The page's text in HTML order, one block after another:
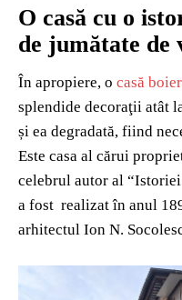
O casă cu o
de jumătate de
În apropiere, o casă
splendide decoraţii atât
și ea degradată, fiind
Este casa al cărui
celebrul autor al
a fost realizat în anul
arhitectul Ion N.